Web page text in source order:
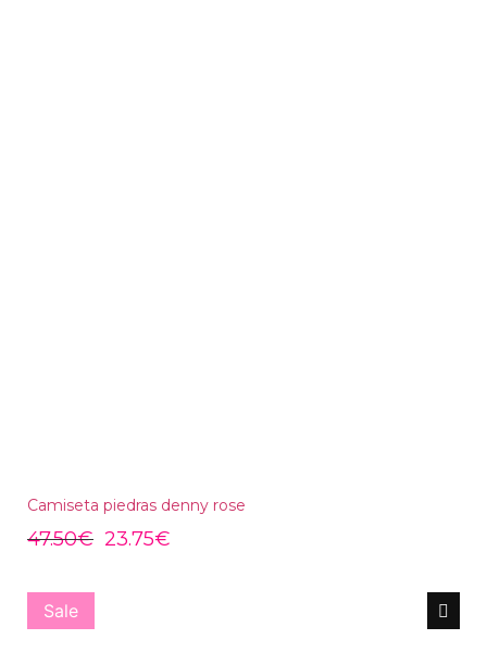
Camiseta piedras denny rose
47.50€ 23.75€
Sale